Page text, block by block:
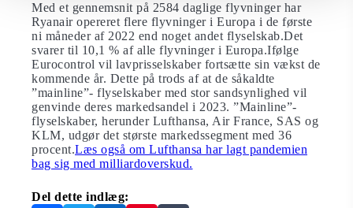
Med et gennemsnit på 2584 daglige flyvninger har
Ryanair opereret flere flyvninger i Europa i de første
ni måneder af 2022 end noget andet flyselskab.Det
svarer til 10,1 % af alle flyvninger i Europa.Ifølge
Eurocontrol vil lavprisselskaber fortsætte sin vækst de
kommende år. Dette på trods af at de såkaldte
”mainline”- flyselskaber med stor sandsynlighed vil
genvinde deres markedsandel i 2023. ”Mainline”-
flyselskaber, herunder Lufthansa, Air France, SAS og
KLM, udgør det største markedssegment med 36
procent.Læs også om Lufthansa har lagt pandemien
bag sig med milliardoverskud.
Del dette indlæg: